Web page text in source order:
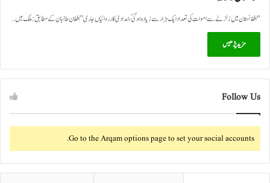
"افغانستان میں زلزلے سے اموات کی تعداد ایک ہزار سے زیادہ ہوگئ، امدادی کارروائیاں جاری” افغان طالبان کے مطابق:ملک میں…
مزید پڑھیں
Follow Us
Go to the Arqam options page to set your social accounts.